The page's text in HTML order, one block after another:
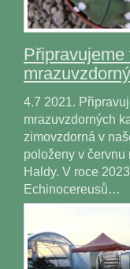
4.7 2021.
mrazuvzdorných
zimovzdorná v
položeny v červnu
Haldy. V roce
Echinocereusů…